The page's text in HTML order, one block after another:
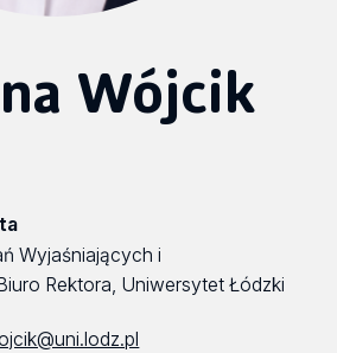
Wójcik
Wyjaśniających i
Rektora, Uniwersytet Łódzki